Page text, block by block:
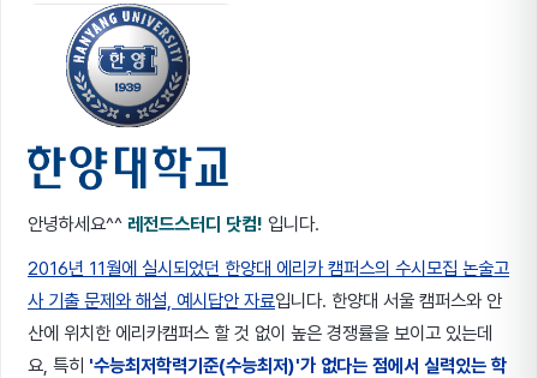
안녕하세요^^ 레전드스터디 닷컴! 입니다.
2016년 11월에 실시되었던 한양대 에리카 캠퍼스의 수시모집 논술고
사 기출 문제와 해설, 예시답안 자료입니다. 한양대 서울 캠퍼스와 안
산에 위치한 에리카캠퍼스 할 것 없이 높은 경쟁률을 보이고 있는데
요, 특히 '수능최저학력기준(수능최저)'가 없다는 점에서 실력있는 학